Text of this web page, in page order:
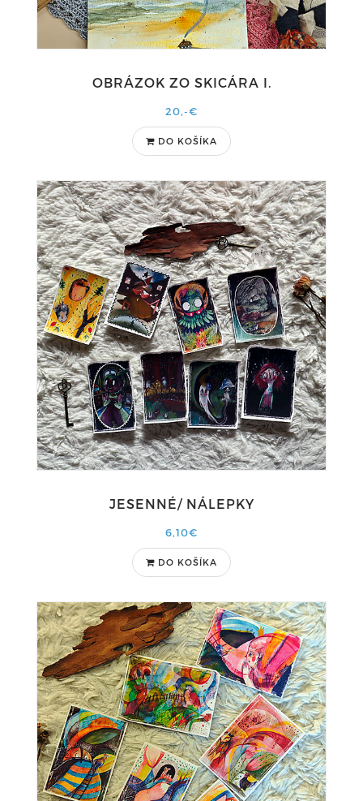
OBRÁZOK ZO SKICÁRA I.
20,-€
DO KOŠÍKA
JESENNÉ/ NÁLEPKY
6,10€
DO KOŠÍKA